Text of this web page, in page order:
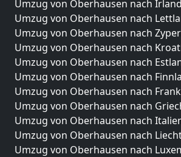
Umzug von Oberhausen nach Irland
Umzug von Oberhausen nach
Umzug von Oberhausen nach
Umzug von Oberhausen nach
Umzug von Oberhausen nach
Umzug von Oberhausen nach
Umzug von Oberhausen nach
Umzug von Oberhausen nach
Umzug von Oberhausen nach
Umzug von Oberhausen nach
Umzug von Oberhausen nach